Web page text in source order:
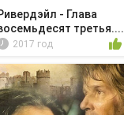
- Глава
третья....
2017 год